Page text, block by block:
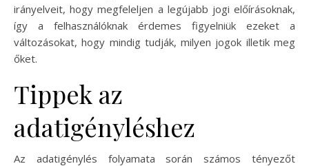
irányelveit, hogy megfeleljen a legújabb jogi előírásoknak,
így a felhasználóknak érdemes figyelniük ezeket a
változásokat, hogy mindig tudják, milyen jogok illetik meg
őket.
Tippek az
adatigényléshez
Az adatigénylés folyamata során számos tényezőt